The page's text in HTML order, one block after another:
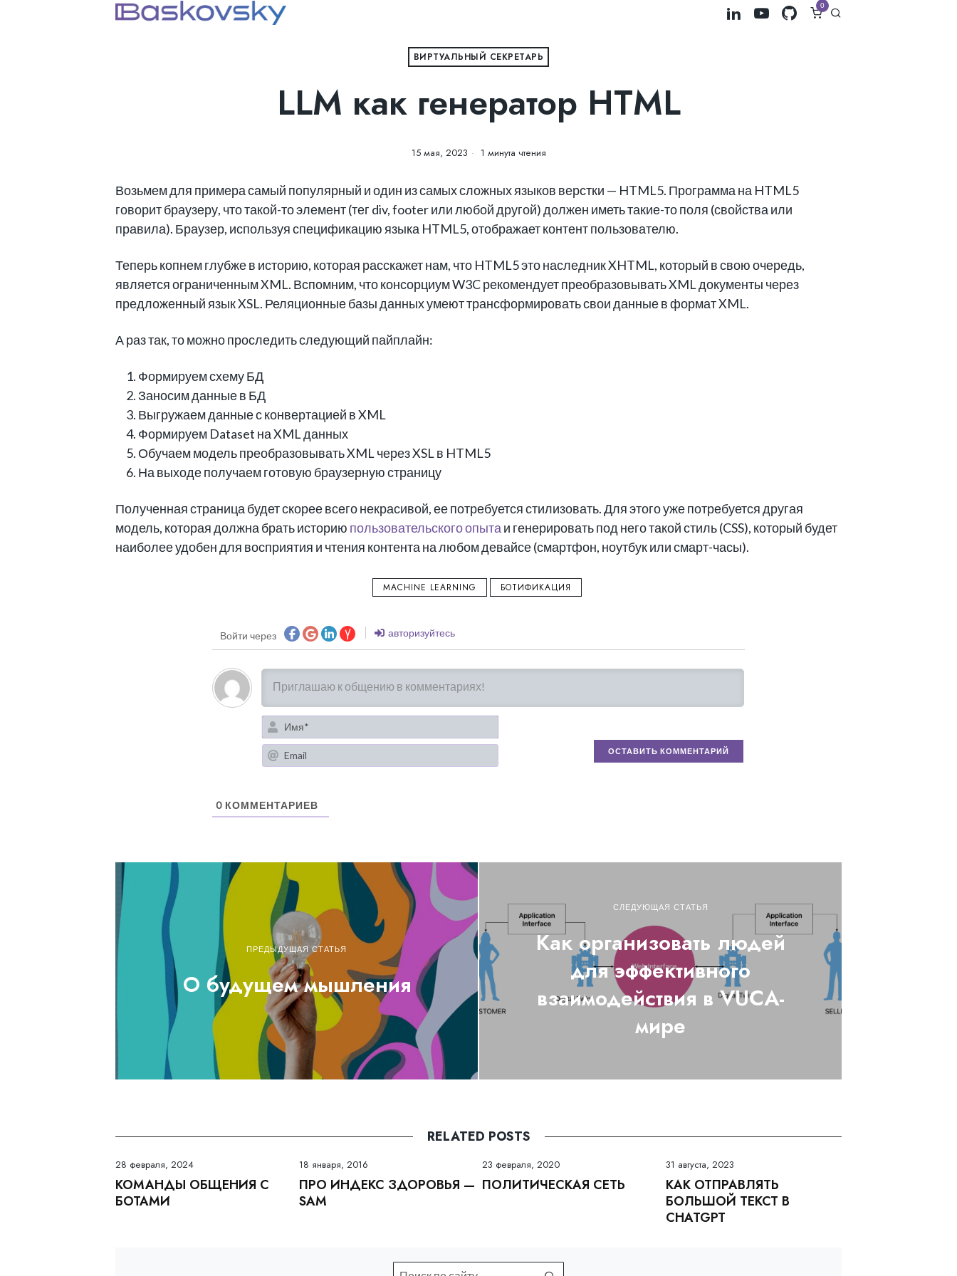
0
ВИРТУАЛЬНЫЙ СЕКРЕТАРЬ
LLM как генератор HTML
15 мая, 2023 1 минута чтения
Возьмем для примера самый популярный и один из самых сложных языков верстки — HTML5. Программа на HTML5
говорит браузеру, что такой-то элемент (тег div, footer или любой другой) должен иметь такие-то поля (свойства или
правила). Браузер, используя спецификацию языка HTML5, отображает контент пользователю.
Теперь копнем глубже в историю, которая расскажет нам, что HTML5 это наследник XHTML, который в свою очередь,
является ограниченным XML. Вспомним, что консорциум W3C рекомендует преобразовывать XML документы через
предложенный язык XSL. Реляционные базы данных умеют трансформировать свои данные в формат XML.
А раз так, то можно проследить следующий пайплайн:
Формируем схему БД
Заносим данные в БД
Выгружаем данные с конвертацией в XML
Формируем Dataset на XML данных
Обучаем модель преобразовывать XML через XSL в HTML5
На выходе получаем готовую браузерную страницу
Полученная страница будет скорее всего некрасивой, ее потребуется стилизовать. Для этого уже потребуется другая
модель, которая должна брать историю пользовательского опыта и генерировать под него такой стиль (CSS), который будет
наиболее удобен для восприятия и чтения контента на любом девайсе (смартфон, ноутбук или смарт-часы).
MACHINE LEARNING БОТИФИКАЦИЯ
Войти через авторизуйтесь
Имя*
Email
0 КОММЕНТАРИЕВ
ПРЕДЫДУЩАЯ СТАТЬЯ
О будущем мышления
СЛЕДУЮЩАЯ СТАТЬЯ
Как организовать людей
для эффективного
взаимодействия в VUCA-
мире
RELATED POSTS
28 февраля, 2024
КОМАНДЫ ОБЩЕНИЯ С
БОТАМИ
18 января, 2016
ПРО ИНДЕКС ЗДОРОВЬЯ —
SAM
23 февраля, 2020
ПОЛИТИЧЕСКАЯ СЕТЬ
31 августа, 2023
КАК ОТПРАВЛЯТЬ
БОЛЬШОЙ ТЕКСТ В
CHATGPT